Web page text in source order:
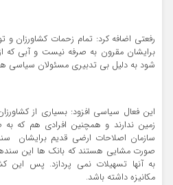
رفعتی اضافه کرد: تمام زحمات کشاورزان و
برایشان مقرون به صرفه نیست و آبی که
شود به دلیل بی تدبیری مسئولان سیاسی
این فعال سیاسی افزود: بسیاری از
زمین ندارند و همچنین افرادی هم که
سازمان اصلاحات ارضی قدیم برایشان
صورت مشایی هستند که بانک ها این
به آنها تسهیلات نمی پردازد. پس این
مکانیزه داشته باشد.